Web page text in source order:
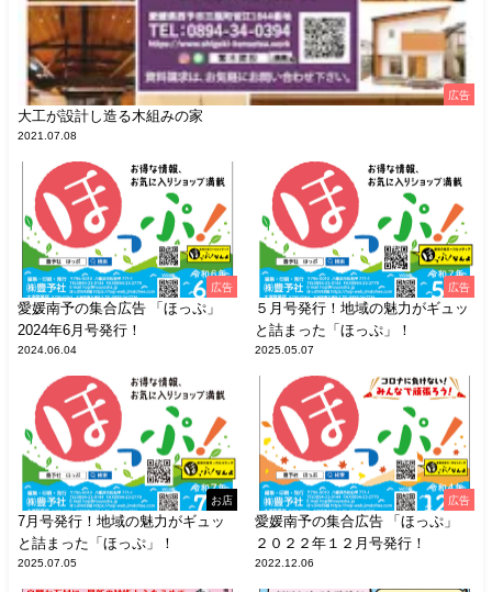
広告
大工が設計し造る木組みの家
2021.07.08
広告
愛媛南予の集合広告 「ほっぷ」
2024年6月号発行！
2024.06.04
広告
５月号発行！地域の魅力がギュッ
と詰まった「ほっぷ」！
2025.05.07
お店
7月号発行！地域の魅力がギュッ
と詰まった「ほっぷ」！
2025.07.05
広告
愛媛南予の集合広告 「ほっぷ」
２０２２年１２月号発行！
2022.12.06